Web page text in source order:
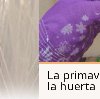
La
la huerta